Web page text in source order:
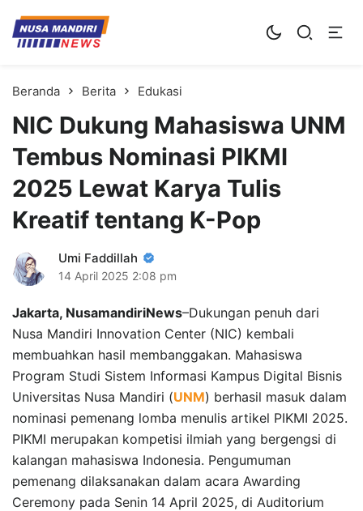
Kampus Digital Bisnis
Universitas Nusa Mandiri
Beranda Berita Edukasi
NIC Dukung Mahasiswa UNM
Tembus Nominasi PIKMI
2025 Lewat Karya Tulis
Kreatif tentang K-Pop
Umi Faddillah
14 April 2025 2:08 pm
Jakarta, NusamandiriNews–Dukungan penuh dari
Nusa Mandiri Innovation Center (NIC) kembali
membuahkan hasil membanggakan. Mahasiswa
Program Studi Sistem Informasi Kampus Digital Bisnis
Universitas Nusa Mandiri (UNM) berhasil masuk dalam
nominasi pemenang lomba menulis artikel PIKMI 2025.
PIKMI merupakan kompetisi ilmiah yang bergengsi di
kalangan mahasiswa Indonesia. Pengumuman
pemenang dilaksanakan dalam acara Awarding
Ceremony pada Senin 14 April 2025, di Auditorium